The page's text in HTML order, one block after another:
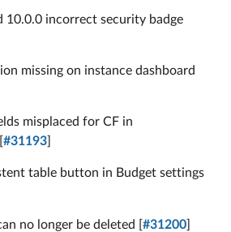
10.0.0 incorrect security badge
missing on instance dashboard
misplaced for CF in
#31193
table button in Budget settings
no longer be deleted [#31200]